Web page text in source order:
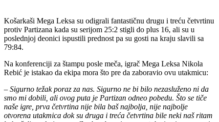
Košarkaši Mega Leksa su odigrali fantastičnu drugu i treću četvrtinu
protiv Partizana kada su serijom 25:2 stigli do plus 16, ali su u
poslednjoj deonici ispustili prednost pa su gosti na kraju slavili sa
79:84.
Na konferenciji za štampu posle meča, igrač Mega Leksa Nikola
Rebić je istakao da ekipa mora što pre da zaboravio ovu utakmicu:
– Sigurno težak poraz za nas. Sigurno ne bi bilo nezasluženo ni da
smo mi dobili, ali ovog puta je Partizan odneo pobedu. Što se tiče
naše igre, prva četvrtina nije bila baš najbolja, nije najbolje
otvorena utakmica dok su druga i treća četvrtina bile neki naš ritam